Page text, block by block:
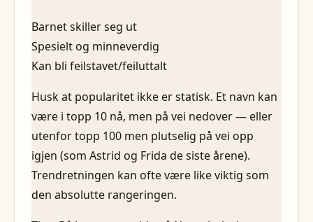
Barnet skiller seg ut
Spesielt og minneverdig
Kan bli feilstavet/feiluttalt
Husk at popularitet ikke er statisk. Et navn kan
være i topp 10 nå, men på vei nedover — eller
utenfor topp 100 men plutselig på vei opp
igjen (som Astrid og Frida de siste årene).
Trendretningen kan ofte være like viktig som
den absolutte rangeringen.